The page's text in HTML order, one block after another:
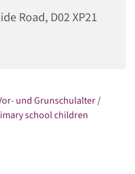
Road, D02 XP21
und Grunschulalter /
school children